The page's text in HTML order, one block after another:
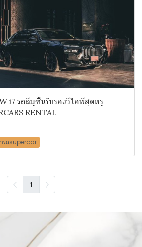
i7 รถลีมูซีนรับรองวีไอพีสุดหรู
RENTAL
ารถsupercar
1